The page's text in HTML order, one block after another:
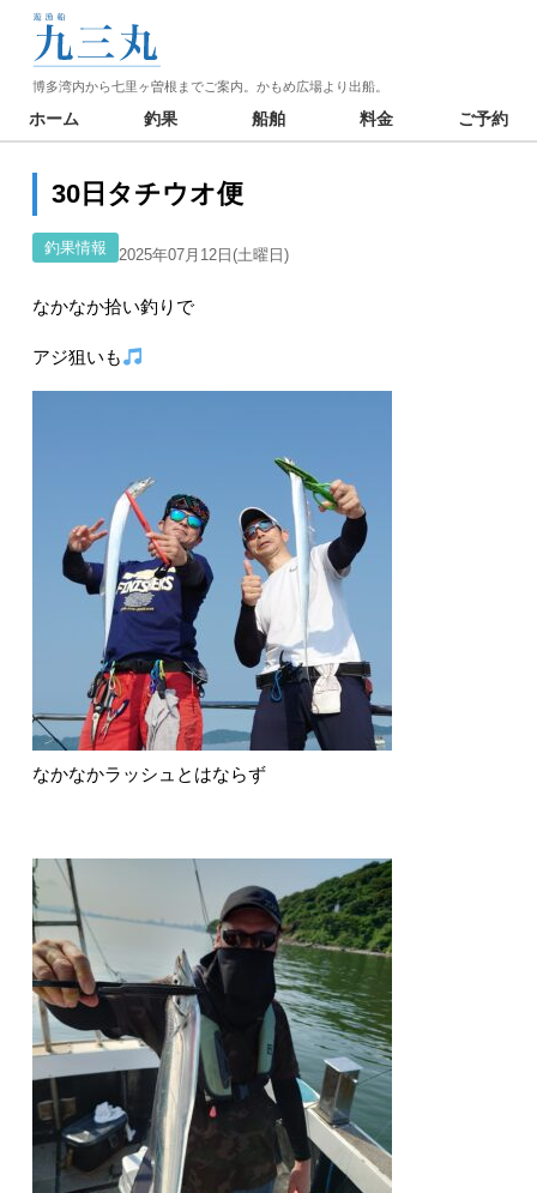
博多湾内から七里ヶ曽根までご案内。かもめ広場より出船。
ホーム 釣果 船舶 料金 ご予約
30日タチウオ便
釣果情報 2025年07月12日(土曜日)
なかなか拾い釣りで
アジ狙いも
なかなかラッシュとはならず